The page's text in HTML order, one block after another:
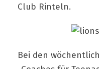
Club Rinteln.
Bei den